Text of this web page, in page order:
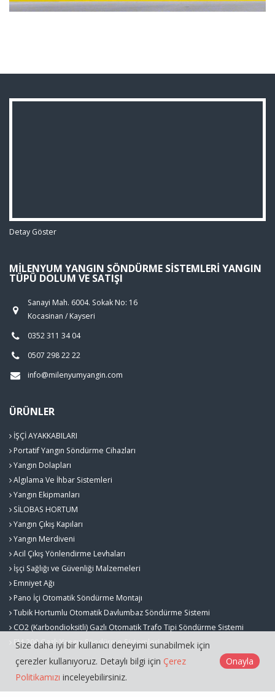
Detay Göster
MILENYUM YANGIN SÖNDÜRME SISTEMLERI YANGIN
TÜPÜ DOLUM VE SATIŞI
Sanayi Mah. 6004. Sokak No: 16
Kocasinan / Kayseri
0352 311 34 04
0507 298 22 22
info@milenyumyangin.com
ÜRÜNLER
İŞÇİ AYAKKABILARI
Portatif Yangın Söndürme Cihazları
Yangın Dolapları
Algılama Ve İhbar Sistemleri
Yangın Ekipmanları
SİLOBAS HORTUM
Yangın Çıkış Kapıları
Yangın Merdiveni
Acil Çıkış Yönlendirme Levhaları
İşçi Sağlığı ve Güvenliği Malzemeleri
Emniyet Ağı
Pano İçi Otomatik Söndürme Montajı
Tubik Hortumlu Otomatik Davlumbaz Söndürme Sistemi
CO2 (Karbondioksitli) Gazlı Otomatik Trafo Tipi Söndürme Sistemi
FM 200 Gazlı Yangın Söndürme Sistemleri
Size daha iyi bir kullanıcı deneyimi sunabilmek için
çerezler kullanıyoruz. Detaylı bilgi için Çerez
Politikamızı inceleyebilirsiniz.
Onayla